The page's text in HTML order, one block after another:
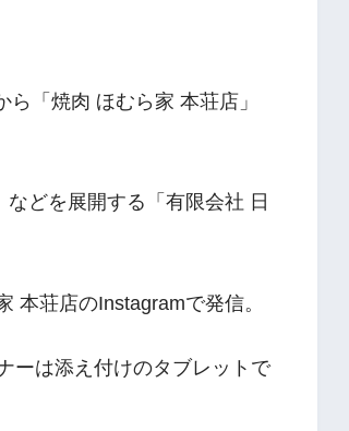
「焼肉 ほむら家 本荘店」
どを展開する「有限会社 日
本荘店のInstagramで発信。
ーは添え付けのタブレットで